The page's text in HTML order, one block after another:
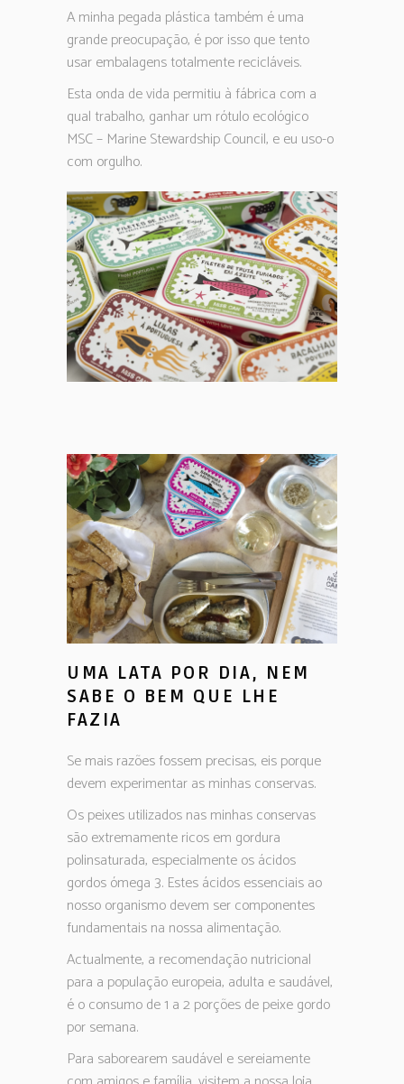
A minha pegada plástica também é uma
grande preocupação, é por isso que tento
usar embalagens totalmente recicláveis.
Esta onda de vida permitiu à fábrica com a
qual trabalho, ganhar um rótulo ecológico
MSC – Marine Stewardship Council, e eu uso-o
com orgulho.
UMA LATA POR DIA, NEM
SABE O BEM QUE LHE
FAZIA
Se mais razões fossem precisas, eis porque
devem experimentar as minhas conservas.
Os peixes utilizados nas minhas conservas
são extremamente ricos em gordura
polinsaturada, especialmente os ácidos
gordos ómega 3. Estes ácidos essenciais ao
nosso organismo devem ser componentes
fundamentais na nossa alimentação.
Actualmente, a recomendação nutricional
para a população europeia, adulta e saudável,
é o consumo de 1 a 2 porções de peixe gordo
por semana.
Para saborearem saudável e sereiamente